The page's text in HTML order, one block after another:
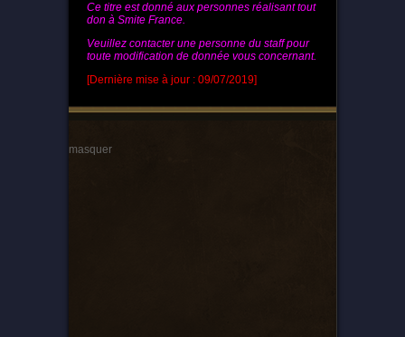
Ce titre est donné aux personnes réalisant tout
don à Smite France.
Veuillez contacter une personne du staff pour
toute modification de donnée vous concernant.
[Dernière mise à jour : 09/07/2019]
masquer